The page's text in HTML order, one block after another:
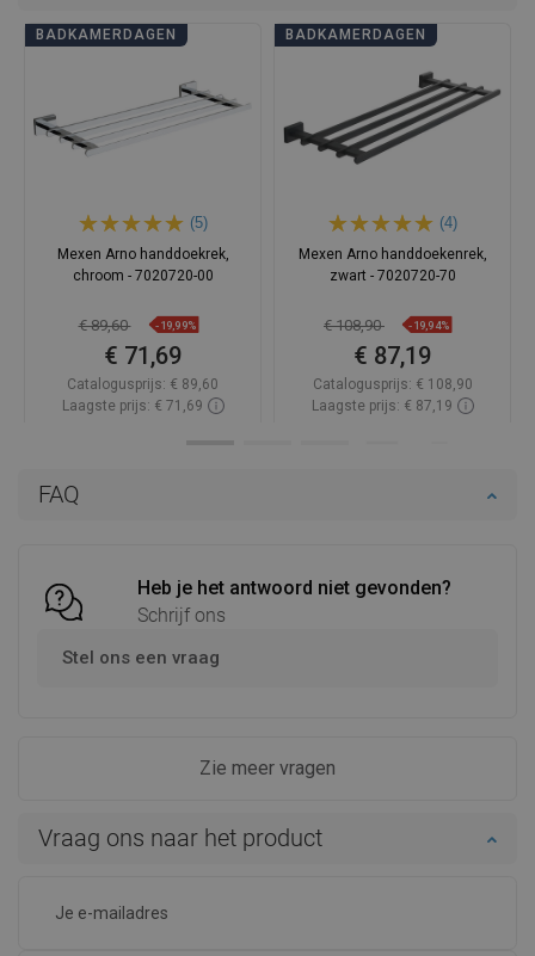
FAQ
Heb je het antwoord niet gevonden?
Schrijf ons
Stel ons een vraag
Zie meer vragen
Vraag ons naar het product
BADKAMERDAGEN
(5)
Mexen Arno handdoekrek,
chroom - 7020720-00
€ 89,60 -19,99%
€ 71,69
Catalogusprijs: € 89,60
Laagste prijs: € 71,69
BADKAMERDAGEN
(4)
Mexen Arno handdoekenrek,
zwart - 7020720-70
€ 108,90 -19,94%
€ 87,19
Catalogusprijs: € 108,90
Laagste prijs: € 87,19